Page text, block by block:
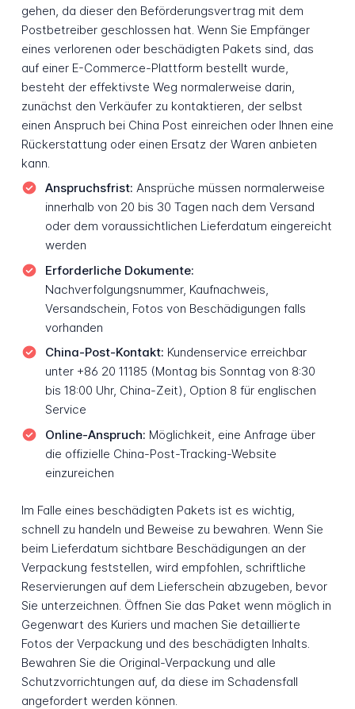
gehen, da dieser den Beförderungsvertrag mit dem
Postbetreiber geschlossen hat. Wenn Sie Empfänger
eines verlorenen oder beschädigten Pakets sind, das
auf einer E-Commerce-Plattform bestellt wurde,
besteht der effektivste Weg normalerweise darin,
zunächst den Verkäufer zu kontaktieren, der selbst
einen Anspruch bei China Post einreichen oder Ihnen eine
Rückerstattung oder einen Ersatz der Waren anbieten
kann.
Anspruchsfrist: Ansprüche müssen normalerweise
innerhalb von 20 bis 30 Tagen nach dem Versand
oder dem voraussichtlichen Lieferdatum eingereicht
werden
Erforderliche Dokumente:
Nachverfolgungsnummer, Kaufnachweis,
Versandschein, Fotos von Beschädigungen falls
vorhanden
China-Post-Kontakt: Kundenservice erreichbar
unter +86 20 11185 (Montag bis Sonntag von 8:30
bis 18:00 Uhr, China-Zeit), Option 8 für englischen
Service
Online-Anspruch: Möglichkeit, eine Anfrage über
die offizielle China-Post-Tracking-Website
einzureichen
Im Falle eines beschädigten Pakets ist es wichtig,
schnell zu handeln und Beweise zu bewahren. Wenn Sie
beim Lieferdatum sichtbare Beschädigungen an der
Verpackung feststellen, wird empfohlen, schriftliche
Reservierungen auf dem Lieferschein abzugeben, bevor
Sie unterzeichnen. Öffnen Sie das Paket wenn möglich in
Gegenwart des Kuriers und machen Sie detaillierte
Fotos der Verpackung und des beschädigten Inhalts.
Bewahren Sie die Original-Verpackung und alle
Schutzvorrichtungen auf, da diese im Schadensfall
angefordert werden können.